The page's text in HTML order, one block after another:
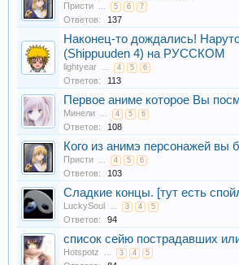
Присти ... 5 6 7
Ответов: 137
Наконец-то дождались!
(Shippuuden 4) на РУССКОМ
lightyear ... 4 5 6
Ответов: 113
Первое аниме которое Вы
Минели ... 4 5 6
Ответов: 108
Кого из анимэ персонажей вы
Присти ... 4 5 6
Ответов: 103
Сладкие концы. [тут есть
LuckySoul ... 3 4 5
Ответов: 94
список сейю пострадавших
Hotspotz ... 3 4 5